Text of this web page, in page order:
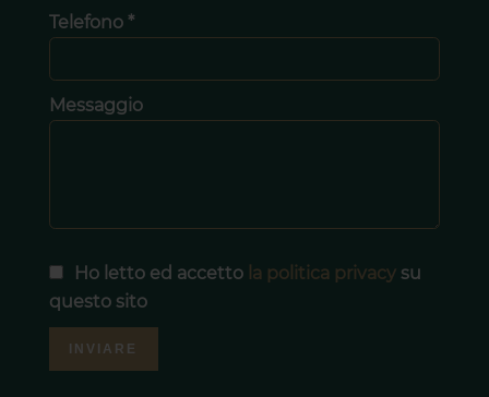
Telefono *
Messaggio
Ho letto ed accetto la politica privacysu
questo sito
INVIARE